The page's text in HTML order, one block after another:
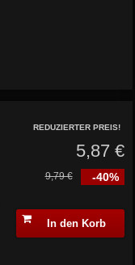
REDUZIERTER PREIS!
5,87 €
-40%
9,79 €
In den Korb